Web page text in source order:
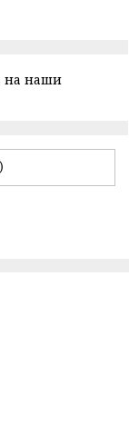
на наши